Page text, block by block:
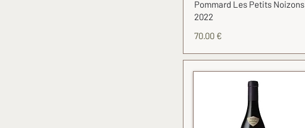
Pommard Les Petits Noizons
2022
70.00 €